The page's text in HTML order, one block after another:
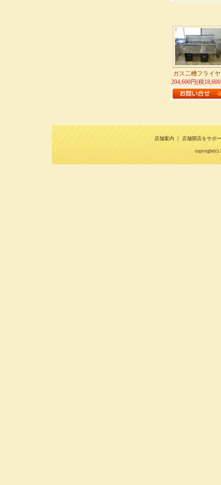
ガス二槽フライ
204,600円(税
店舗案内 ｜ 店舗開店をサポ
copyright(c)